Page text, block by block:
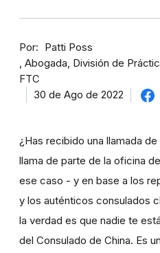
Por
Patti Poss
Abogada, División de
FTC
30 de Ago de 2022
¿Has recibido una llamada
llama de parte de la oficina
ese caso - y en base a los
y los auténticos consulados
la verdad es que nadie te
del Consulado de China. Es